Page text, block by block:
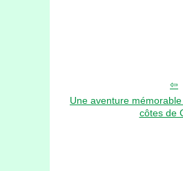
Une aventure
côtes de